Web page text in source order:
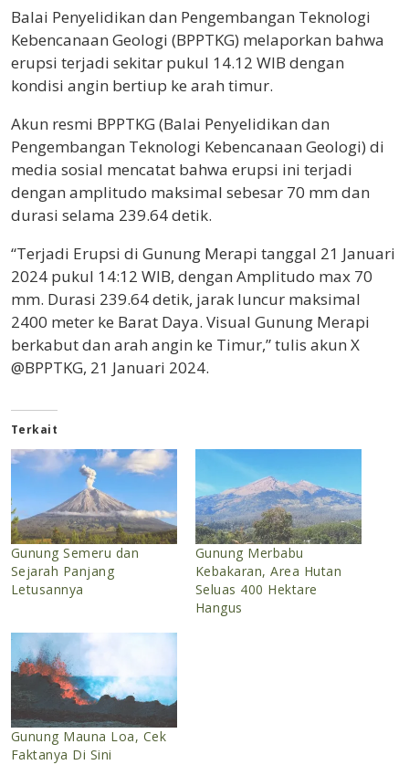
Balai Penyelidikan dan Pengembangan Teknologi
Kebencanaan Geologi (BPPTKG) melaporkan bahwa
erupsi terjadi sekitar pukul 14.12 WIB dengan
kondisi angin bertiup ke arah timur.
Akun resmi BPPTKG (Balai Penyelidikan dan
Pengembangan Teknologi Kebencanaan Geologi) di
media sosial mencatat bahwa erupsi ini terjadi
dengan amplitudo maksimal sebesar 70 mm dan
durasi selama 239.64 detik.
“Terjadi Erupsi di Gunung Merapi tanggal 21 Januari
2024 pukul 14:12 WIB, dengan Amplitudo max 70
mm. Durasi 239.64 detik, jarak luncur maksimal
2400 meter ke Barat Daya. Visual Gunung Merapi
berkabut dan arah angin ke Timur,” tulis akun X
@BPPTKG, 21 Januari 2024.
Terkait
Gunung Semeru dan
Sejarah Panjang
Letusannya
Gunung Merbabu
Kebakaran, Area Hutan
Seluas 400 Hektare
Hangus
Gunung Mauna Loa, Cek
Faktanya Di Sini